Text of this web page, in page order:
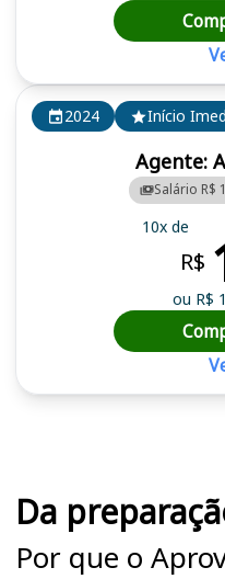
2024 Início
Agente:
Salário R$
10x de
R$
ou R$
Da
Por que o